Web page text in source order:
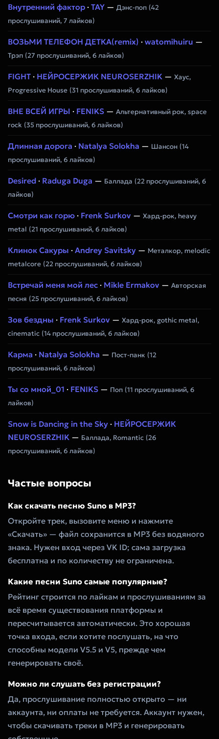
Внутренний фактор · TAY — Дэнс-поп (42
прослушиваний, 7 лайков)
ВОЗЬМИ ТЕЛЕФОН ДЕТКА(remix) · watomihuiru —
Трэп (27 прослушиваний, 6 лайков)
FIGHT · НЕЙРОСЕРЖИК NEUROSERZHIK — Хаус,
Progressive House (31 прослушиваний, 6 лайков)
ВНЕ ВСЕЙ ИГРЫ · FENIKS — Альтернативный рок, space
rock (35 прослушиваний, 6 лайков)
Длинная дорога · Natalya Solokha — Шансон (14
прослушиваний, 6 лайков)
Desired · Raduga Duga — Баллада (22 прослушиваний, 6
лайков)
Смотри как горю · Frenk Surkov — Хард-рок, heavy
metal (21 прослушиваний, 6 лайков)
Клинок Сакуры · Andrey Savitsky — Металкор, melodic
metalcore (22 прослушиваний, 6 лайков)
Встречай меня мой лес · Mikle Ermakov — Авторская
песня (25 прослушиваний, 6 лайков)
Зов бездны · Frenk Surkov — Хард-рок, gothic metal,
cinematic (14 прослушиваний, 6 лайков)
Карма · Natalya Solokha — Пост-панк (12
прослушиваний, 6 лайков)
Ты со мной_01 · FENIKS — Поп (11 прослушиваний, 6
лайков)
Snow is Dancing in the Sky · НЕЙРОСЕРЖИК
NEUROSERZHIK — Баллада, Romantic (26
прослушиваний, 6 лайков)
Частые вопросы
Как скачать песню Suno в MP3?
Откройте трек, вызовите меню и нажмите
«Скачать» — файл сохранится в MP3 без водяного
знака. Нужен вход через VK ID; сама загрузка
бесплатна и по количеству не ограничена.
Какие песни Suno самые популярные?
Рейтинг строится по лайкам и прослушиваниям за
всё время существования платформы и
пересчитывается автоматически. Это хорошая
точка входа, если хотите послушать, на что
способны модели V5.5 и V5, прежде чем
генерировать своё.
Можно ли слушать без регистрации?
Да, прослушивание полностью открыто — ни
аккаунта, ни оплаты не требуется. Аккаунт нужен,
чтобы скачивать треки в MP3 и генерировать